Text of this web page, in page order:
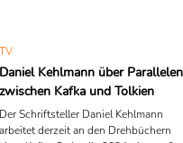
TV
Daniel Kehlmann über Parallelen
zwischen Kafka und Tolkien
Der Schriftsteller Daniel Kehlmann
arbeitet derzeit an den Drehbüchern